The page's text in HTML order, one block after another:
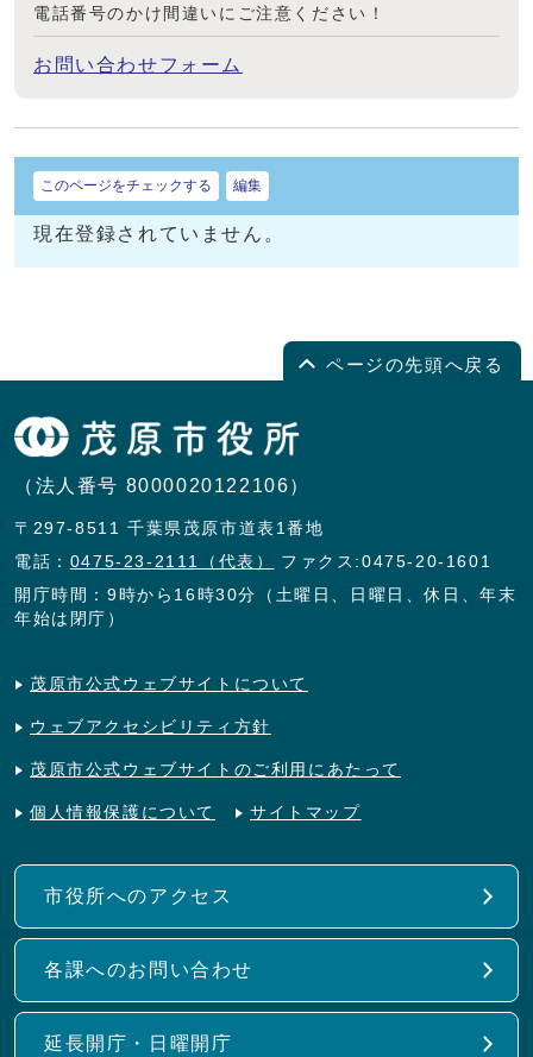
電話番号のかけ間違いにご注意ください！
お問い合わせフォーム
このページをチェックする 編集
現在登録されていません。
ページの先頭へ戻る
（法人番号 8000020122106）
〒297-8511 千葉県茂原市道表1番地
電話： 0475-23-2111（代表）
ファクス:0475-20-1601
開庁時間：9時から16時30分（土曜日、日曜日、休日、年末
年始は閉庁）
茂原市公式ウェブサイトについて
ウェブアクセシビリティ方針
茂原市公式ウェブサイトのご利用にあたって
個人情報保護について サイトマップ
市役所へのアクセス
各課へのお問い合わせ
延長開庁・日曜開庁